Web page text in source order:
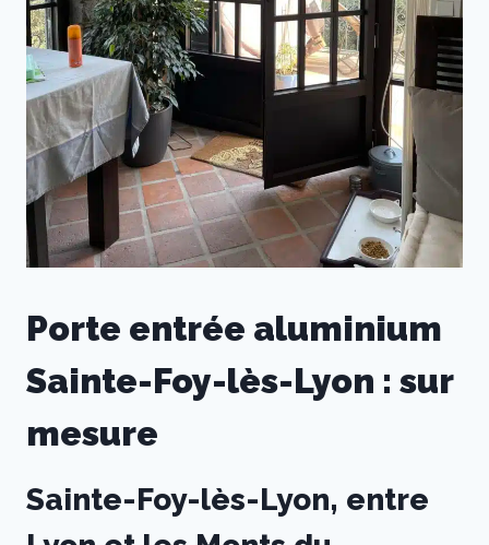
Porte entrée aluminium
Sainte-Foy-lès-Lyon : sur
mesure
Sainte-Foy-lès-Lyon, entre